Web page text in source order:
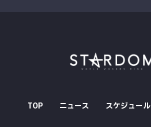
TOP ニュース スケジュール